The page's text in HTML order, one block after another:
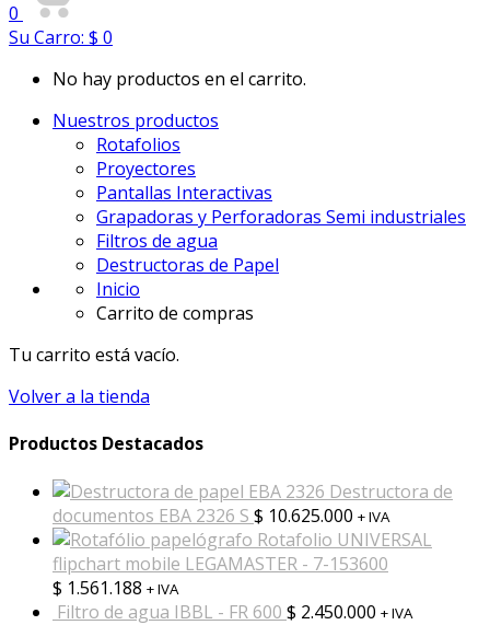
0
Su Carro: $ 0
No hay productos en el carrito.
Nuestros productos
Rotafolios
Proyectores
Pantallas Interactivas
Grapadoras y Perforadoras Semi industriales
Filtros de agua
Destructoras de Papel
Inicio
Carrito de compras
Tu carrito está vacío.
Volver a la tienda
Productos Destacados
Destructora de
documentos EBA 2326 S $ 10.625.000 + IVA
Rotafolio UNIVERSAL
flipchart mobile LEGAMASTER - 7-153600
$ 1.561.188 + IVA
Filtro de agua IBBL - FR 600 $ 2.450.000 + IVA